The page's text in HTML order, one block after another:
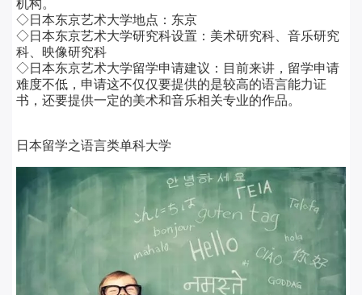
◇日本东京艺术大学地点： 东京
◇日本东京艺术大学研究科设置： 美术研究科、音乐研究
科、映像研究科
◇日本东京艺术大学留学申请建议： 目前来讲，留学申请
难度不低，申请这不仅仅要提供的是较高的语言能力证
书，还要提供一定的美术和音乐相关专业的作品。
日本留学之语言类单科大学